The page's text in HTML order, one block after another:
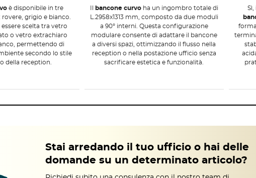
e modularità
di L.2958x1313 mm,
il bancone curvo offre modularità grazie ai due moduli a
di adattarlo a diverse configurazioni. Questa flessibilità lo rende ideale come
per reception moderna. Il design modulare permette di ottimizzare il
l’aspetto estetico e la funzionalità, creando un ambiente armonioso e
con mensole coordinate e viene consegnato pronto all’uso in 15-20
uffici e reception con un design professionale e accogliente.
consigliati
è disponibile in tre
grigio e bianco.
essere scelta tra vetro
o vetro extrachiaro
permettendo di
secondo lo stile
della reception.
bancone curvoha un ingombro totale di
L.2958x1313 mm, composto da due moduli
a 90° interni. Questa configurazione
modulare consente di adattare il bancone
a diversi spazi, ottimizzando il flusso nella
reception o nella postazione ufficio senza
sacrificare estetica e funzionalità.
Sì,
Stai arredando il tuo ufficio o hai delle
domande su un determinato articolo?